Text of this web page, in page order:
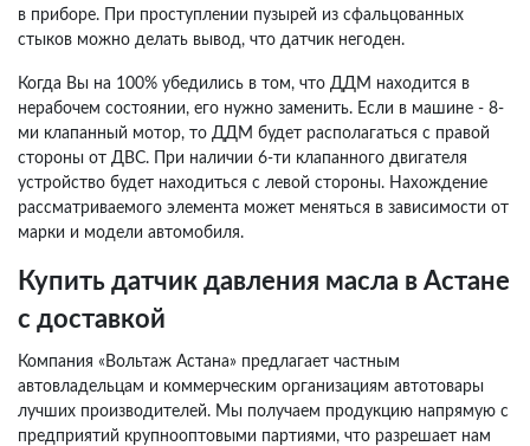
в приборе. При проступлении пузырей из сфальцованных
стыков можно делать вывод, что датчик негоден.
Когда Вы на 100% убедились в том, что ДДМ находится в
нерабочем состоянии, его нужно заменить. Если в машине - 8-
ми клапанный мотор, то ДДМ будет располагаться с правой
стороны от ДВС. При наличии 6-ти клапанного двигателя
устройство будет находиться с левой стороны. Нахождение
рассматриваемого элемента может меняться в зависимости от
марки и модели автомобиля.
Купить датчик давления масла в Астане
с доставкой
Компания «Вольтаж Астана» предлагает частным
автовладельцам и коммерческим организациям автотовары
лучших производителей. Мы получаем продукцию напрямую с
предприятий крупнооптовыми партиями, что разрешает нам